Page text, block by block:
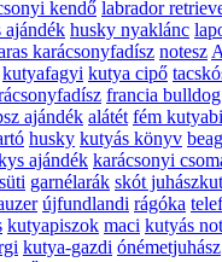
kendő labrador
ajándék husky nyaklánc
karácsonyfadísz notesz
kutyafagyi kutya cipő
francia bulldog
ajándék alátét fém
husky kutyás könyv
ajándék karácsonyi
süti garnélarák skót
újfundlandi rágóka
kutyapiszok maci kutyás
kutya-gazdi ónémetjuhász